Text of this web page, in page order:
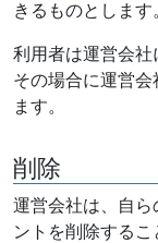
きるものとします
利用者は運営会社
その場合に運営
ます。
削除
運営会社は、自ら
ントを削除するこ